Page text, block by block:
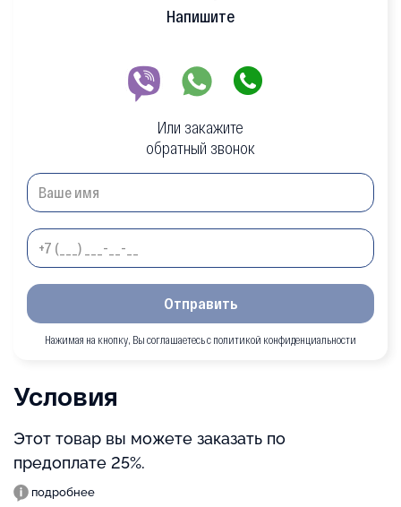
Напишите
Или закажите
обратный звонок
Отправить
Нажимая на кнопку, Вы соглашаетесь с политикой конфиденциальности
Условия
Этот товар вы можете заказать по
предоплате 25%.
подробнее